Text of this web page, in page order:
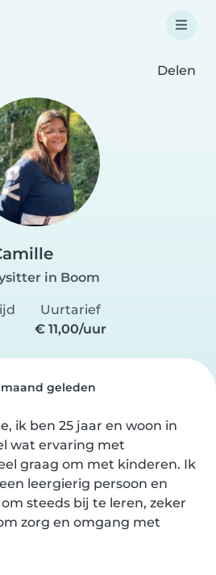
Delen
in Boom
Uurtarief
€ 11,00/uur
maand geleden
ik ben 25 jaar en woon in
wat ervaring met
graag om met kinderen. Ik
leergierig persoon en
steeds bij te leren, zeker
zorg en omgang met